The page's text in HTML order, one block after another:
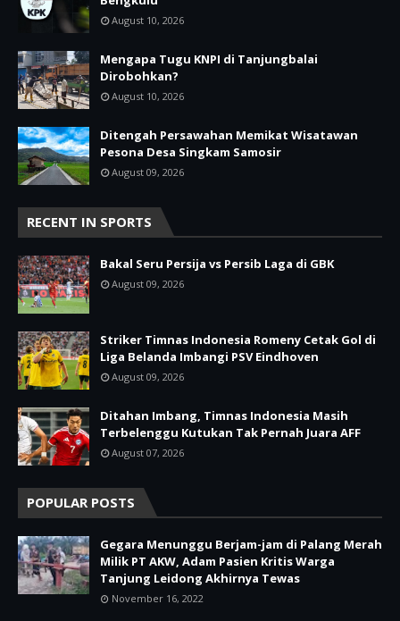
August 10, 2026
Mengapa Tugu KNPI di Tanjungbalai
Dirobohkan?
August 10, 2026
Ditengah Persawahan Memikat Wisatawan
Pesona Desa Singkam Samosir
August 09, 2026
RECENT IN SPORTS
Bakal Seru Persija vs Persib Laga di GBK
August 09, 2026
Striker Timnas Indonesia Romeny Cetak Gol di
Liga Belanda Imbangi PSV Eindhoven
August 09, 2026
Ditahan Imbang, Timnas Indonesia Masih
Terbelenggu Kutukan Tak Pernah Juara AFF
August 07, 2026
POPULAR POSTS
Gegara Menunggu Berjam-jam di Palang Merah
Milik PT AKW, Adam Pasien Kritis Warga
Tanjung Leidong Akhirnya Tewas
November 16, 2022